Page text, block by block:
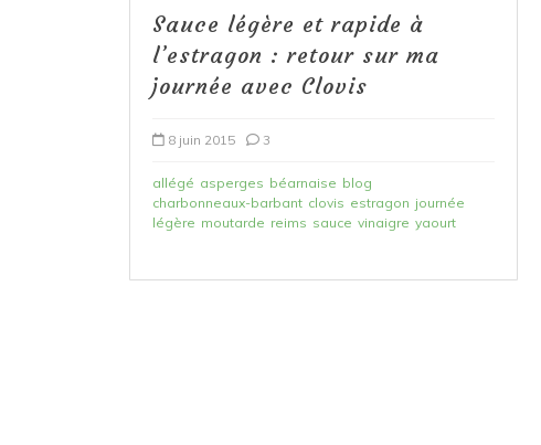
Sauce légère et rapide à
l’estragon : retour sur ma
journée avec Clovis
8 juin 2015 3
allégé asperges béarnaise blog
charbonneaux-barbant clovis estragon journée
légère moutarde reims sauce vinaigre yaourt
fondue de poireau à l’orange
et tuile épicée
6 mars 2020